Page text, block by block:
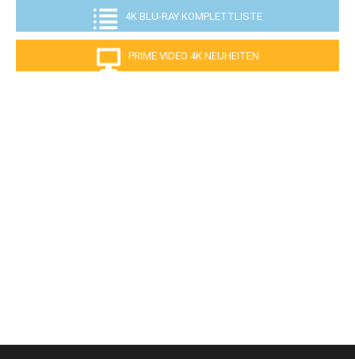
4K BLU-RAY KOMPLETTLISTE
PRIME VIDEO 4K NEUHEITEN